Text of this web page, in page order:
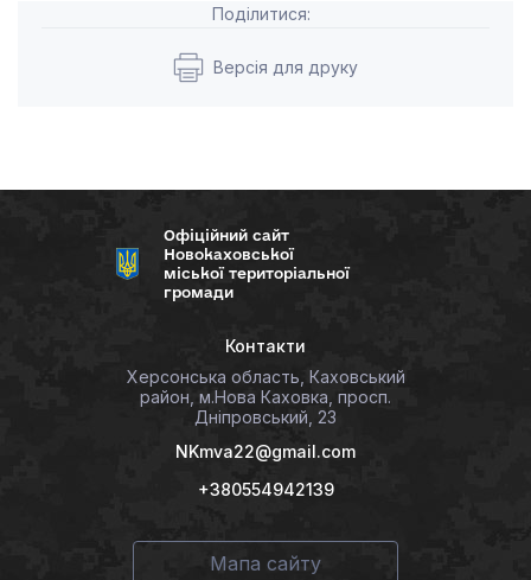
Поділитися:
Версія для друку
Офіційний сайт
Новокаховської
міської територіальної
громади
Контакти
Херсонська область, Каховський
район, м.Нова Каховка, просп.
Дніпровський, 23
NKmva22@gmail.com
+380554942139
Мапа сайту